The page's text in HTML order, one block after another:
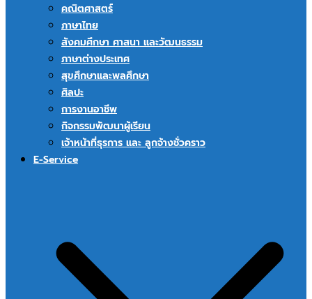
คณิตศาสตร์
ภาษาไทย
สังคมศึกษา ศาสนา และวัฒนธรรม
ภาษาต่างประเทศ
สุขศึกษาและพลศึกษา
ศิลปะ
การงานอาชีพ
กิจกรรมพัฒนาผู้เรียน
เจ้าหน้าที่ธุรการ และ ลูกจ้างชั่วคราว
E-Service